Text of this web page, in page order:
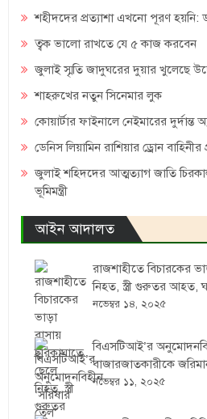
শহীদদের প্রত্যাশা এখনো পূরণ হয়নি:
ত্বক ভালো রাখতে যে ৫ কাজ করবেন
জুলাই স্মৃতি জাদুঘরের দুয়ার খুলেছে
শাহরুখের নতুন সিনেমার লুক
কোয়ার্টার ফাইনালে নেইমারের দুর্দান্ত
ডেনিস লিয়ামিন রাশিয়ার ড্রোন
জুলাই শহিদদের আত্মত্যাগ জাতি
ভূমিমন্ত্রী
আইন আদালত
রাজশাহীতে বিচারকের
নিহত, স্ত্রী গুরুতর
নভেম্বর ১৪, ২০২৫
বিএসটিআই’র
বাজারজাতকারীকে
নভেম্বর ১১, ২০২৫